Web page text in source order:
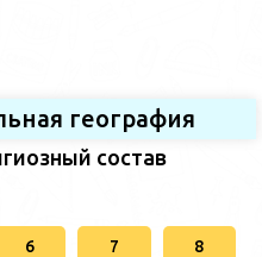
география
состав
6 7 8